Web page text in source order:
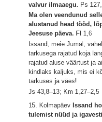
valvur ilmaaegu. Ps
Ma olen veendunud
alustanud head tööd,
Jeesuse päeva. Fl 1,6
Issand, meie Jumal,
tarkusega rajatud koja
rajatud aluse väärtust ja
kindlaks kaljuks, mis ei
tarkuses ja väes!
Js 43,8–13; Km 1,27–2,5
15. KolmapäevIssand
tulemist nüüd ja